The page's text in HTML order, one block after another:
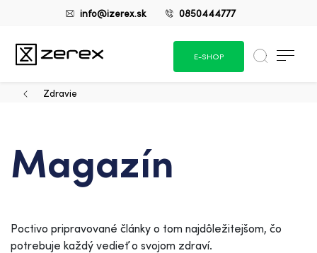
info@izerex.sk 0850444777
E-SHOP
Zdravie
Magazín
Poctivo pripravované články o tom najdôležitejšom, čo
potrebuje každý vedieť o svojom zdraví.